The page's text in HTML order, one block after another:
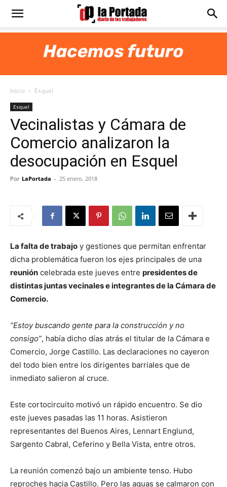
Diario
Portada
Inicio Esquel
Esquel
Vecinalistas y Cámara de
Comercio analizaron la
desocupación en Esquel
Por LaPortada - 25 enero, 2018
La falta de trabajo y gestiones que permitan enfrentar
dicha problemática fueron los ejes principales de una
reunión celebrada este jueves entre presidentes de
distintas juntas vecinales e integrantes de la Cámara de
Comercio.
“Estoy buscando gente para la construcción y no
consigo”, había dicho días atrás el titular de la Cámara e
Comercio, Jorge Castillo. Las declaraciones no cayeron
del todo bien entre los dirigentes barriales que de
inmediato salieron al cruce.
Este cortocircuito motivó un rápido encuentro. Se dio
este jueves pasadas las 11 horas. Asistieron
representantes del Buenos Aires, Lennart Englund,
Sargento Cabral, Ceferino y Bella Vista, entre otros.
La reunión comenzó bajo un ambiente tenso. Hubo
reproches hacia Castillo. Pero las aguas se calmaron con